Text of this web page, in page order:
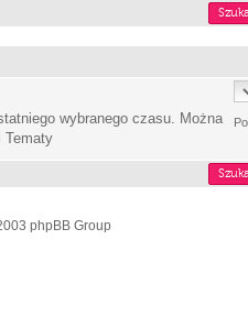
wybranego czasu. Można
Tematy
phpBB Group